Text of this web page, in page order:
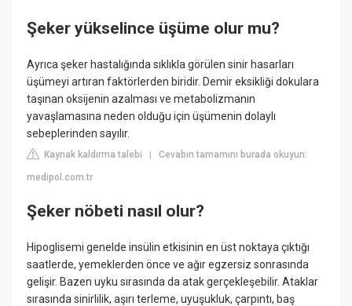
Şeker yükselince üşüme olur mu?
Ayrıca şeker hastalığında sıklıkla görülen sinir hasarları
üşümeyi artıran faktörlerden biridir. Demir eksikliği dokulara
taşınan oksijenin azalması ve metabolizmanın
yavaşlamasına neden olduğu için üşümenin dolaylı
sebeplerinden sayılır.
Kaynak kaldırma talebi |Cevabın tamamını burada okuyun:
medipol.com.tr
Şeker nöbeti nasıl olur?
Hipoglisemi genelde insülin etkisinin en üst noktaya çıktığı
saatlerde, yemeklerden önce ve ağır egzersiz sonrasında
gelişir. Bazen uyku sırasında da atak gerçekleşebilir. Ataklar
sırasında sinirlilik, aşırı terleme, uyuşukluk, çarpıntı, baş